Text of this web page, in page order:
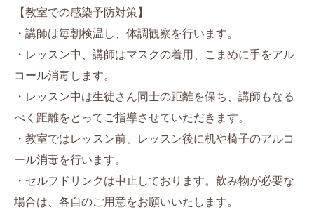
【教室での感染予防対策】
・講師は毎朝検温し、体調観察を行います。
・レッスン中、講師はマスクの着用、こまめに手をアル
コール消毒します。
・レッスン中は生徒さん同士の距離を保ち、講師もなる
べく距離をとってご指導させていただきます。
・教室ではレッスン前、レッスン後に机や椅子のアルコ
ール消毒を行います。
・セルフドリンクは中止しております。飲み物が必要な
場合は、各自のご用意をお願いいたします。